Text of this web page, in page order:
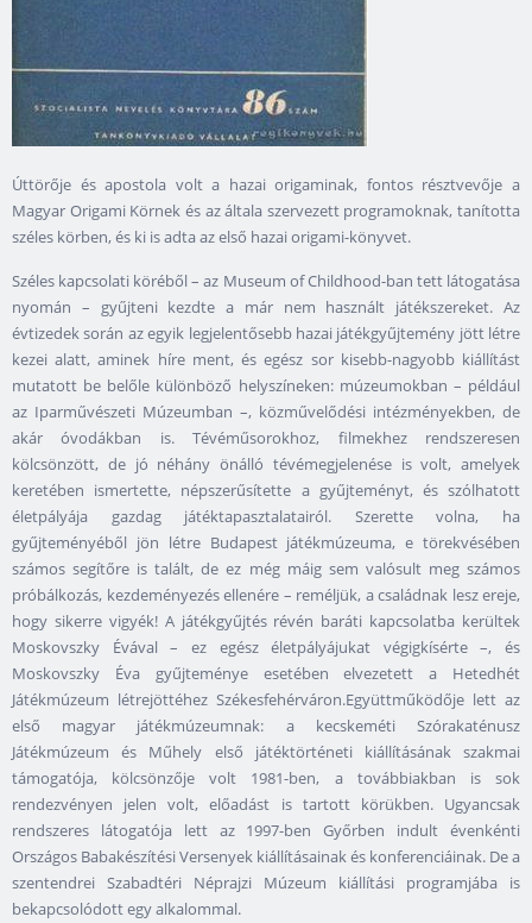
Úttörője és apostola volt a hazai origaminak, fontos résztvevője a
Magyar Origami Körnek és az általa szervezett programoknak, tanította
széles körben, és ki is adta az első hazai origami-könyvet.
Széles kapcsolati köréből – az Museum of Childhood-ban tett látogatása
nyomán – gyűjteni kezdte a már nem használt játékszereket. Az
évtizedek során az egyik legjelentősebb hazai játékgyűjtemény jött létre
kezei alatt, aminek híre ment, és egész sor kisebb-nagyobb kiállítást
mutatott be belőle különböző helyszíneken: múzeumokban – például
az Iparművészeti Múzeumban –, közművelődési intézményekben, de
akár óvodákban is. Tévéműsorokhoz, filmekhez rendszeresen
kölcsönzött, de jó néhány önálló tévémegjelenése is volt, amelyek
keretében ismertette, népszerűsítette a gyűjteményt, és szólhatott
életpályája gazdag játéktapasztalatairól. Szerette volna, ha
gyűjteményéből jön létre Budapest játékmúzeuma, e törekvésében
számos segítőre is talált, de ez még máig sem valósult meg számos
próbálkozás, kezdeményezés ellenére – reméljük, a családnak lesz ereje,
hogy sikerre vigyék! A játékgyűjtés révén baráti kapcsolatba kerültek
Moskovszky Évával – ez egész életpályájukat végigkísérte –, és
Moskovszky Éva gyűjteménye esetében elvezetett a Hetedhét
Játékmúzeum létrejöttéhez Székesfehérváron.Együttműködője lett az
első magyar játékmúzeumnak: a kecskeméti Szórakaténusz
Játékmúzeum és Műhely első játéktörténeti kiállításának szakmai
támogatója, kölcsönzője volt 1981-ben, a továbbiakban is sok
rendezvényen jelen volt, előadást is tartott körükben. Ugyancsak
rendszeres látogatója lett az 1997-ben Győrben indult évenkénti
Országos Babakészítési Versenyek kiállításainak és konferenciáinak. De a
szentendrei Szabadtéri Néprajzi Múzeum kiállítási programjába is
bekapcsolódott egy alkalommal.